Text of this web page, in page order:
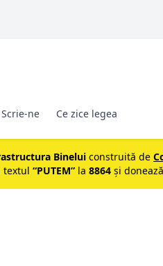
Scrie-ne Ce zice legea
Binelui construită de
textul “PUTEM” la 8864 și